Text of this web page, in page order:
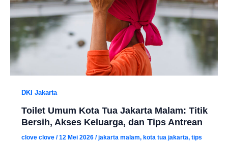
DKI Jakarta
Toilet Umum Kota Tua Jakarta Malam: Titik
Bersih, Akses Keluarga, dan Tips Antrean
clove clove /12 Mei 2026 /jakarta malam, kota tua jakarta, tips